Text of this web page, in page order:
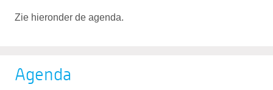
Zie hieronder de agenda.
Agenda